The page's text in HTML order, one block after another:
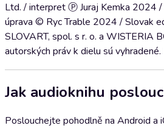
Ltd. / interpret Ⓟ Juraj Kemka 2024
úprava © Ryc Trable 2024 / Slovak
SLOVART, spol. s r. o. a WISTERIA
autorských práv k dielu sú
Jak audioknihu
Poslouchejte pohodlně na Android a